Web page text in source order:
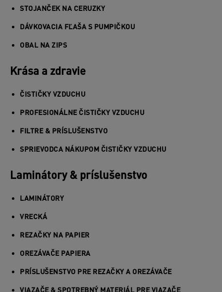
STOJANČEK NA CERUZKY
DÁVKOVACIA FĽAŠA S PUMPIČKOU
OBAL NA ZIPS
Krása a zdravie
ČISTIČKY VZDUCHU
PROFESIONÁLNE ČISTIČKY VZDUCHU
FILTRE & PRÍSLUŠENSTVO
SPRIEVODCA NÁKUPOM ČISTIČKY VZDUCHU
Laminátory & príslušenstvo
LAMINÁTORY
VRECKÁ
REZAČKY NA PAPIER
OREZÁVAČE PAPIERA
PRÍSLUŠENSTVO PRE REZAČKY A OREZÁVAČE